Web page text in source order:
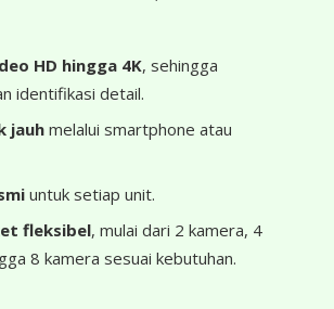
HD hingga 4K, sehingga
identifikasi detail.
jauh melalui smartphone atau
untuk setiap unit.
fleksibel, mulai dari 2 kamera, 4
8 kamera sesuai kebutuhan.